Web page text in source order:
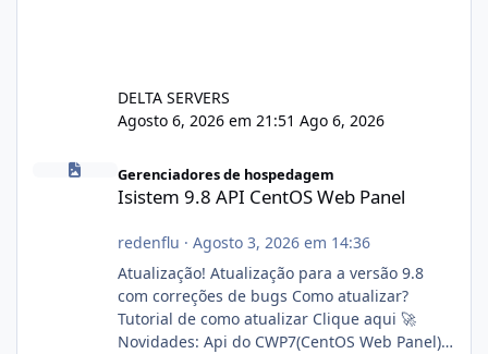
DELTA SERVERS
Agosto 6, 2026 em 21:51 Ago 6, 2026
Isistem 9.8 API CentOS Web Panel
Gerenciadores de hospedagem
Isistem 9.8 API CentOS Web Panel
redenflu · Agosto 3, 2026 em 14:36
Atualização! Atualização para a versão 9.8
com correções de bugs Como atualizar?
Tutorial de como atualizar Clique aqui 🚀
Novidades: Api do CWP7(CentOS Web Panel)